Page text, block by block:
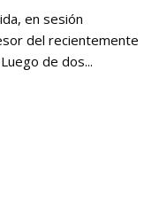
en sesión
del recientemente
de dos...